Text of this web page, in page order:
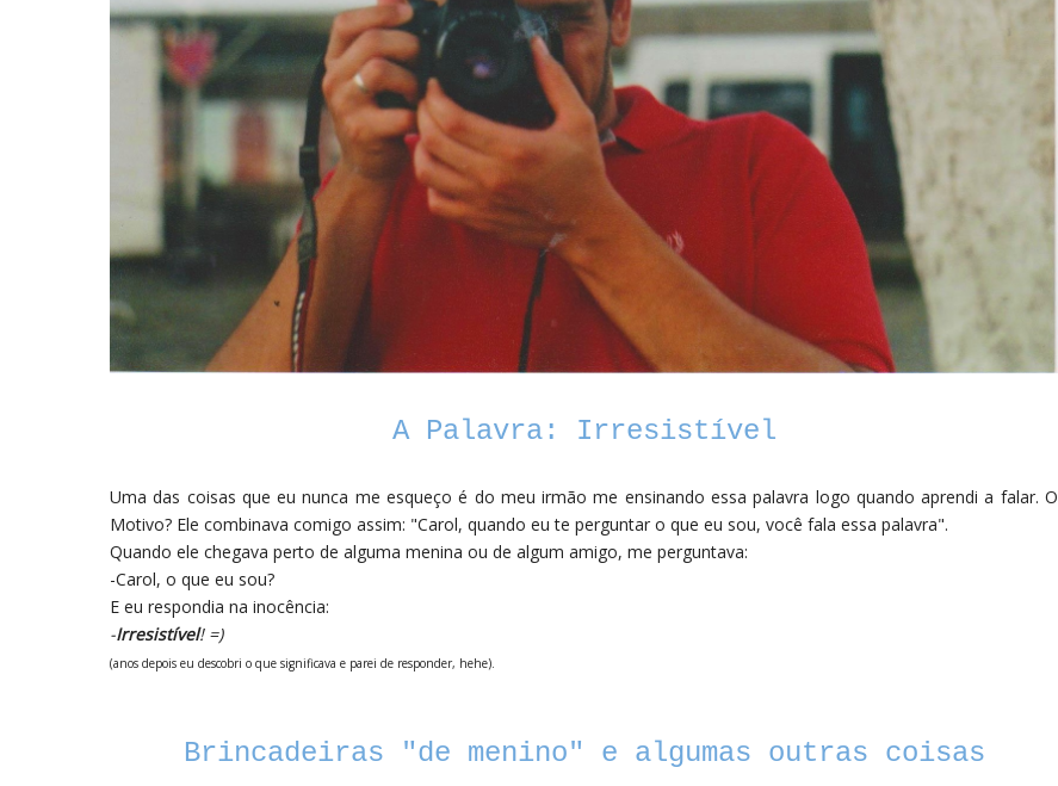
A Palavra: Irresistível
Uma das coisas que eu nunca me esqueço é do meu irmão me ensinando essa palavra logo quando aprendi a falar. O
Motivo? Ele combinava comigo assim: "Carol, quando eu te perguntar o que eu sou, você fala essa palavra".
Quando ele chegava perto de alguma menina ou de algum amigo, me perguntava:
-Carol, o que eu sou?
E eu respondia na inocência:
-Irresistível! =)
(anos depois eu descobri o que significava e parei de responder, hehe).
Brincadeiras "de menino" e algumas outras coisas